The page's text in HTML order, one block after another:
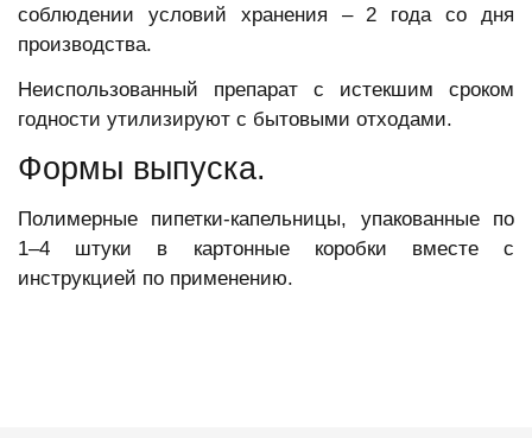
соблюдении условий хранения – 2 года со дня
производства.
Неиспользованный препарат с истекшим сроком
годности утилизируют с бытовыми отходами.
Формы выпуска.
Полимерные пипетки-капельницы, упакованные по
1–4 штуки в картонные коробки вместе с
инструкцией по применению.